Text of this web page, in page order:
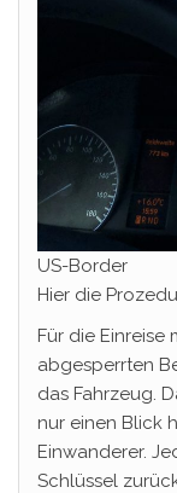
US-Border
Hier die
Für die Einreise
abgesperrten
das Fahrzeug.
nur einen Blick
Einwanderer.
Schlüssel